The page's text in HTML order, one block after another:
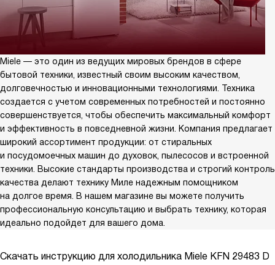
Miele — это один из ведущих мировых брендов в сфере
бытовой техники, известный своим высоким качеством,
долговечностью и инновационными технологиями. Техника
создается с учетом современных потребностей и постоянно
совершенствуется, чтобы обеспечить максимальный комфорт
и эффективность в повседневной жизни. Компания предлагает
широкий ассортимент продукции: от стиральных
и посудомоечных машин до духовок, пылесосов и встроенной
техники. Высокие стандарты производства и строгий контроль
качества делают технику Миле надежным помощником
на долгое время. В нашем магазине вы можете получить
профессиональную консультацию и выбрать технику, которая
идеально подойдет для вашего дома.
Скачать инструкцию для холодильника Miele KFN 29483 D